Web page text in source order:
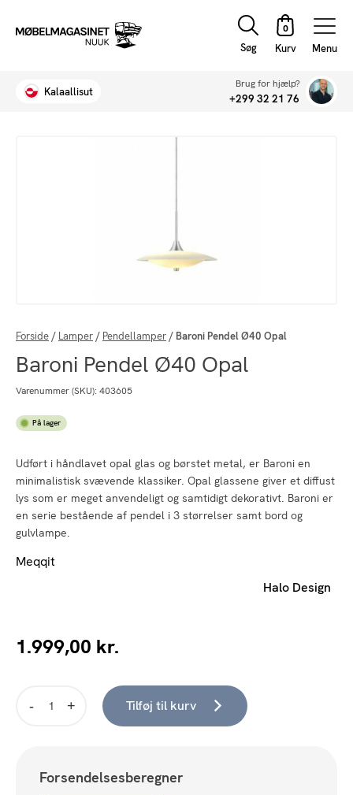
Søg Menu
Kalaallisut
Brug for hjælp?
+299 32 21 76
Forside / Lamper / Pendellamper / Baroni Pendel Ø40 Opal
Baroni Pendel Ø40 Opal
Varenummer (SKU): 403605
På lager
Udført i håndlavet opal glas og børstet metal, er Baroni en
minimalistisk svævende klassiker. Opal glassene giver et diffust
lys som er meget anvendeligt og samtidigt dekorativt. Baroni er
en serie bestående af pendel i 3 størrelser samt bord og
gulvlampe.
Meqqit
Halo Design
1.999,00 kr.
Tilføj til kurv
Forsendelsesberegner